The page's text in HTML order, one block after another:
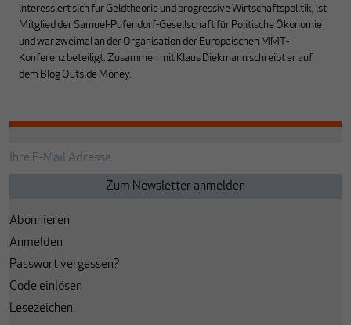
interessiert sich für Geldtheorie und progressive Wirtschaftspolitik, ist
Mitglied der Samuel-Pufendorf-Gesellschaft für Politische Ökonomie
und war zweimal an der Organisation der Europäischen MMT-
Konferenz beteiligt. Zusammen mit Klaus Diekmann schreibt er auf
dem Blog Outside Money.
Abonnieren
Anmelden
Passwort vergessen?
Code einlösen
Lesezeichen